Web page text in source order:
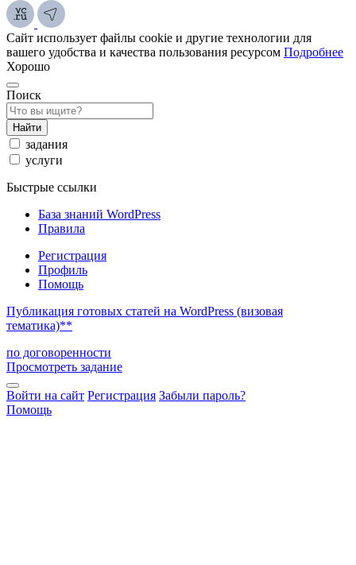
Сайт использует файлы cookie и другие технологии для
вашего удобства и качества пользования ресурсом Подробнее
Хорошо
Поиск
Найти
задания
услуги
Быстрые ссылки
База знаний WordPress
Правила
Регистрация
Профиль
Помощь
Публикация готовых статей на WordPress (визовая
тематика)**
по договоренности
Просмотреть задание
Войти на сайт Регистрация Забыли пароль?
Помощь